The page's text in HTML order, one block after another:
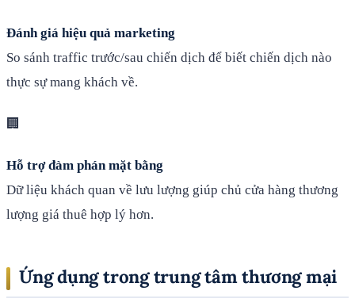
Đánh giá hiệu quả marketing
So sánh traffic trước/sau chiến dịch để biết chiến dịch nào
thực sự mang khách về.
🏢
Hỗ trợ đàm phán mặt bằng
Dữ liệu khách quan về lưu lượng giúp chủ cửa hàng thương
lượng giá thuê hợp lý hơn.
Ứng dụng trong trung tâm thương mại